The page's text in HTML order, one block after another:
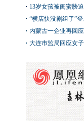
13岁女孩被闺蜜胁
“横店快没剧组了”
内蒙古一企业再回
大连市监局回应女